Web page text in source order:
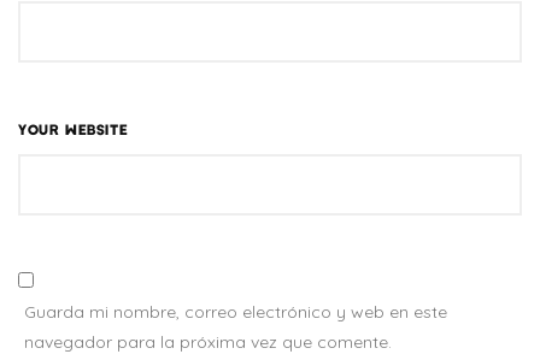
YOUR WEBSITE
Guarda mi nombre, correo electrónico y web en este
navegador para la próxima vez que comente.